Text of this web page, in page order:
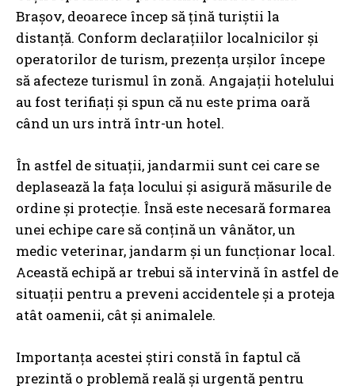
Brașov, deoarece încep să țină turiștii la
distanță. Conform declarațiilor localnicilor și
operatorilor de turism, prezența urșilor începe
să afecteze turismul în zonă. Angajații hotelului
au fost terifiați și spun că nu este prima oară
când un urs intră într-un hotel.
În astfel de situații, jandarmii sunt cei care se
deplasează la fața locului și asigură măsurile de
ordine și protecție. Însă este necesară formarea
unei echipe care să conțină un vânător, un
medic veterinar, jandarm și un funcționar local.
Această echipă ar trebui să intervină în astfel de
situații pentru a preveni accidentele și a proteja
atât oamenii, cât și animalele.
Importanța acestei știri constă în faptul că
prezintă o problemă reală și urgentă pentru